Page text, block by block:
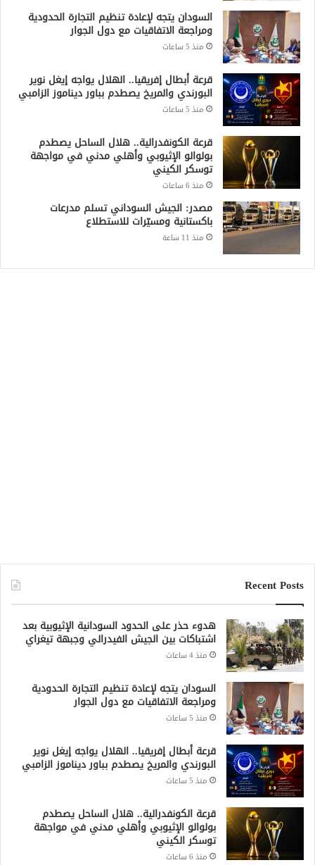
السودان يتجه لإعادة تنظيم التجارة الحدودية
ومراجعة الاتفاقيات مع دول الجوار
منذ 5 ساعات
قرعة أبطال إفريقيا.. الهلال يواجه إيغل نوير
البورندي والمريخ يصطدم بباور ديناموز الزامبي
منذ 5 ساعات
قرعة الكونفدرالية.. هلال الساحل يصطدم
بولوالو الإثيوبي وأهلي مدني في مواجهة
توسكر الكيني
منذ 6 ساعات
مصدر: الجيش السوداني تسلم مدرعات
باكستانية ومسيّرات للاستطلاع
منذ 11 ساعة
Recent Posts
هدوء حذر على الحدود السودانية الإثيوبية بعد
اشتباكات بين الجيش الفيدرالي وجبهة تيغراي
منذ 4 ساعات
السودان يتجه لإعادة تنظيم التجارة الحدودية
ومراجعة الاتفاقيات مع دول الجوار
منذ 5 ساعات
قرعة أبطال إفريقيا.. الهلال يواجه إيغل نوير
البورندي والمريخ يصطدم بباور ديناموز الزامبي
منذ 5 ساعات
قرعة الكونفدرالية.. هلال الساحل يصطدم
بولوالو الإثيوبي وأهلي مدني في مواجهة
توسكر الكيني
منذ 6 ساعات